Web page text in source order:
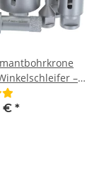
–
für
Keramik,
€ *